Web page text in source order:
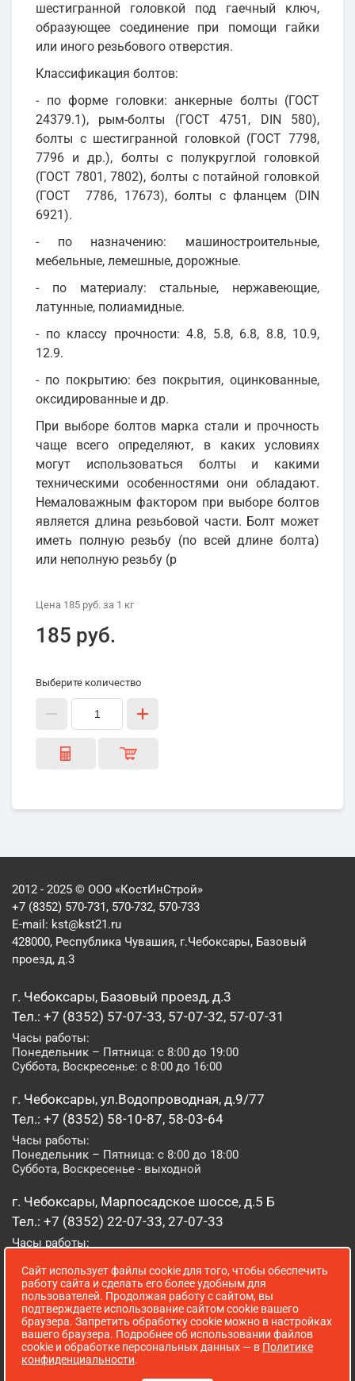
шестигранной головкой под гаечный ключ,
образующее соединение при помощи гайки
или иного резьбового отверстия.
Классификация болтов:
- по форме головки: анкерные болты (ГОСТ
24379.1), рым-болты (ГОСТ 4751, DIN 580),
болты с шестигранной головкой (ГОСТ 7798,
7796 и др.), болты с полукруглой головкой
(ГОСТ 7801, 7802), болты с потайной головкой
(ГОСТ 7786, 17673), болты с фланцем (DIN
6921).
- по назначению: машиностроительные,
мебельные, лемешные, дорожные.
- по материалу: стальные, нержавеющие,
латунные, полиамидные.
- по классу прочности: 4.8, 5.8, 6.8, 8.8, 10.9,
12.9.
- по покрытию: без покрытия, оцинкованные,
оксидированные и др.
При выборе болтов марка стали и прочность
чаще всего определяют, в каких условиях
могут использоваться болты и какими
техническими особенностями они обладают.
Немаловажным фактором при выборе болтов
является длина резьбовой части. Болт может
иметь полную резьбу (по всей длине болта)
или неполную резьбу (р
Цена 185 руб. за 1 кг
185 руб.
Выберите количество
2012 - 2025 © ООО «КостИнСтрой»
+7 (8352) 570-731, 570-732, 570-733
E-mail: kst@kst21.ru
428000, Республика Чувашия, г.Чебоксары, Базовый
проезд, д.3
г. Чебоксары, Базовый проезд, д.3
Тел.: +7 (8352) 57-07-33, 57-07-32, 57-07-31
Часы работы:
Понедельник – Пятница: с 8:00 до 19:00
Суббота, Воскресенье: с 8:00 до 16:00
г. Чебоксары, ул.Водопроводная, д.9/77
Тел.: +7 (8352) 58-10-87, 58-03-64
Часы работы:
Понедельник – Пятница: с 8:00 до 18:00
Суббота, Воскресенье - выходной
г. Чебоксары, Марпосадское шоссе, д.5 Б
Тел.: +7 (8352) 22-07-33, 27-07-33
Часы работы:
Суббота, Воскресенье: с 8:00 до 16:00
г. Йошкар-Ола, ул. Луначарского, д. 52 А
Тел.: (8362) 41-07-31
Часы работы:
Понедельник – Пятница: с 8:00 до 18:00
Сайт использует файлы cookie для того, чтобы обеспечить
работу сайта и сделать его более удобным для
пользователей. Продолжая работу с сайтом, вы
подтверждаете использование сайтом cookie вашего
браузера. Запретить обработку cookie можно в настройках
вашего браузера. Подробнее об использовании файлов
cookie и обработке персональных данных — в Политике
конфиденциальности.